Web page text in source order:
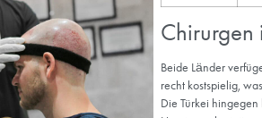
Übersicht